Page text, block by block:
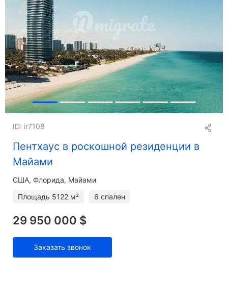
Пентхаус в роскошной резиденции в
Майами
ID: ir7108
США, Флорида, Майами
Площадь 5122 м² 6 спален
29 950 000 $
Заказать звонок